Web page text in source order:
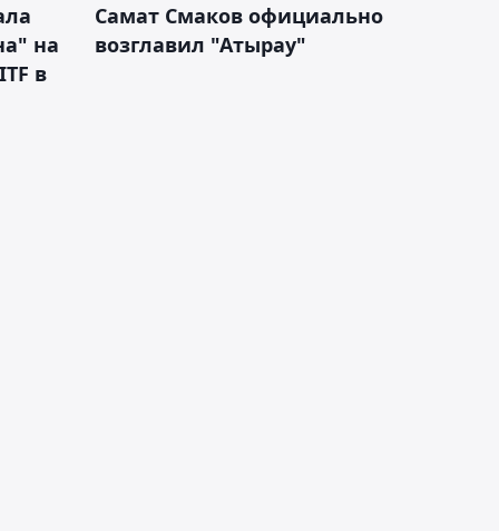
на
в
Самат Смаков официально
возглавил "Атырау"